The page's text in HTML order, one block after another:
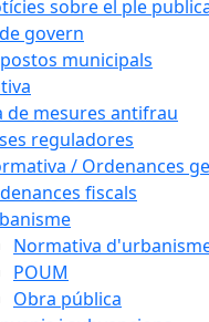
sobre el ple
govern
municipals
de mesures antifrau
reguladores
/ Ordenances
fiscals
Normativa
POUM
Obra pública